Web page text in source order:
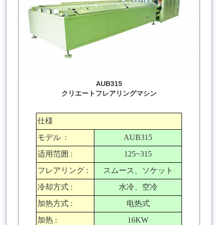
AUB315
クリエートフレアリングマシン
仕様
モデル :
AUB315
适用范囲 :
125~315
フレアリング :
スムース、ソケット
冷却方式 :
水冷、空冷
加热方式 :
电热式
加热 :
16KW